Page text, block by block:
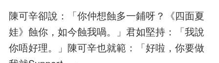
陳可辛卻說：「你仲想蝕多一鋪呀？《四面夏
娃》蝕你，如今蝕我喎。」君如堅持：「我說
你唔好理。」陳可辛也就範：「好啦，你要做